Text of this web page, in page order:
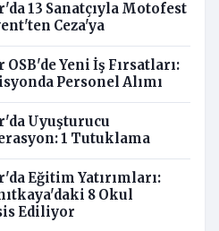
13 Sanatçıyla Motofest
Ceza'ya
Yeni İş Fırsatları:
Personel Alımı
Uyuşturucu
1 Tutuklama
Eğitim Yatırımları:
8 Okul
Ediliyor